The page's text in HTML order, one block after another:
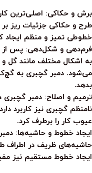
برش و حکاکی: اصلی‌ترین
طرح و حکاکی جزئیات ریز
خطوطی تمیز و منظم ایجاد
فرم‌دهی و شکل‌دهی: پس از
به اشکال مختلف مانند گل
می‌شود. دمبر گچبری به
بدهد.
ترمیم و اصلاح: دمبر گچبری
نامنظم گچبری نیز کاربرد
عیوب کار را برطرف کرد.
ایجاد خطوط و حاشیه‌ها:
حاشیه‌های ظریف در اطراف
ایجاد خطوط مستقیم نیز